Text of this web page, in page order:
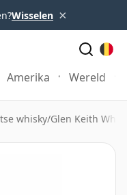
Wisselen ×
Amerika Wereld
whisky/Glen Keith